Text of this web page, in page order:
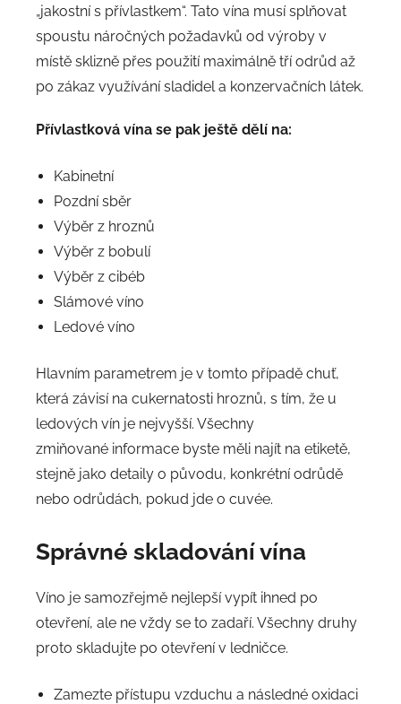
„jakostní s přívlastkem“. Tato vína musí splňovat
spoustu náročných požadavků od výroby v
místě sklizně přes použití maximálně tří odrůd až
po zákaz využívání sladidel a konzervačních látek.
Přívlastková vína se pak ještě dělí na:
Kabinetní
Pozdní sběr
Výběr z hroznů
Výběr z bobulí
Výběr z cibéb
Slámové víno
Ledové víno
Hlavním parametrem je v tomto případě chuť,
která závisí na cukernatosti hroznů, s tím, že u
ledových vín je nejvyšší. Všechny
zmiňované informace byste měli najít na etiketě,
stejně jako detaily o původu, konkrétní odrůdě
nebo odrůdách, pokud jde o cuvée.
Správné skladování vína
Víno je samozřejmě nejlepší vypít ihned po
otevření, ale ne vždy se to zadaří. Všechny druhy
proto skladujte po otevření v ledničce.
Zamezte přístupu vzduchu a následné oxidaci